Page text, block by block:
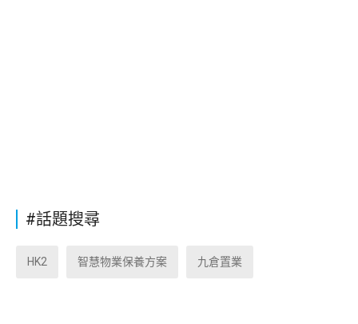
#話題搜尋
HK2 智慧物業保養方案 九倉置業